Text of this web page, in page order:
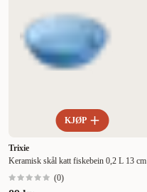
KJØP
Trixie
Keramisk skål katt fiskebein 0,2 L 13 cm
(0)